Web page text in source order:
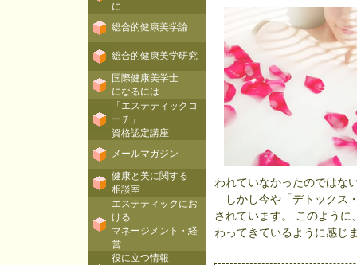
われていなかったのではな
しかし今や「デトックス
されています。 このよう
わってきているように感じ
に
総合的健康美学論
総合的健康美学研究
国際健康美学士
になるには
「エステティックコ
ーチ」
資格認定講座
メールマガジン
健康と美に関する
相談室
エステティックにお
ける
マネージメント・経
営
役に立つ情報